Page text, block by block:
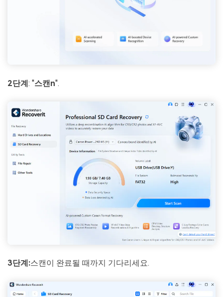
2단계: "스캔n".
3단계:스캔이 완료될 때까지 기다리세요.